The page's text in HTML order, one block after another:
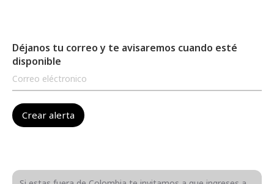
Déjanos tu correo y te avisaremos cuando esté
disponible